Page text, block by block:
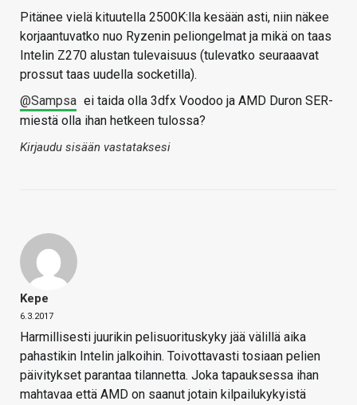
Pitänee vielä kituutella 2500K:lla kesään asti, niin näkee
korjaantuvatko nuo Ryzenin peliongelmat ja mikä on taas
Intelin Z270 alustan tulevaisuus (tulevatko seuraaavat
prossut taas uudella socketilla).
@Sampsa ei taida olla 3dfx Voodoo ja AMD Duron SER-
miestä olla ihan hetkeen tulossa?
Kirjaudu sisään vastataksesi
Kepe
6.3.2017
Harmillisesti juurikin pelisuorituskyky jää välillä aika
pahastikin Intelin jalkoihin. Toivottavasti tosiaan pelien
päivitykset parantaa tilannetta. Joka tapauksessa ihan
mahtavaa että AMD on saanut jotain kilpailukykyistä